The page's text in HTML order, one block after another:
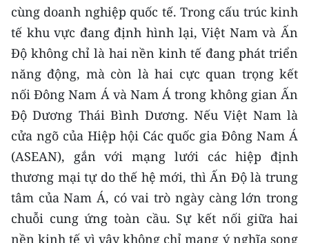
FRANÇAIS
РУССКИЙ
ESPAÑOL
한국어
cùng doanh nghiệp quốc tế. Trong cấu trúc kinh
tế khu vực đang định hình lại, Việt Nam và Ấn
Độ không chỉ là hai nền kinh tế đang phát triển
năng động, mà còn là hai cực quan trọng kết
nối Đông Nam Á và Nam Á trong không gian Ấn
Độ Dương Thái Bình Dương. Nếu Việt Nam là
cửa ngõ của Hiệp hội Các quốc gia Đông Nam Á
(ASEAN), gắn với mạng lưới các hiệp định
thương mại tự do thế hệ mới, thì Ấn Độ là trung
tâm của Nam Á, có vai trò ngày càng lớn trong
chuỗi cung ứng toàn cầu. Sự kết nối giữa hai
nền kinh tế vì vậy không chỉ mang ý nghĩa song